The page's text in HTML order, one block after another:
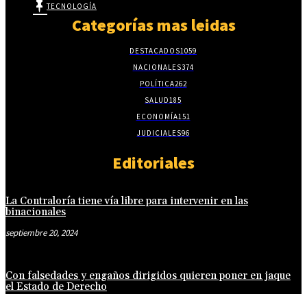
TECNOLOGÍA
Categorías mas leidas
DESTACADOS1059
NACIONALES374
POLÍTICA262
SALUD185
ECONOMÍA151
JUDICIALES96
Editoriales
La Contraloría tiene vía libre para intervenir en las
binacionales
septiembre 20, 2024
Con falsedades y engaños dirigidos quieren poner en jaque
el Estado de Derecho